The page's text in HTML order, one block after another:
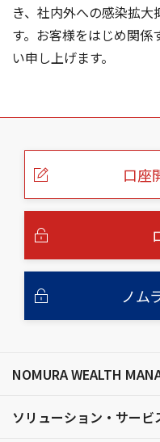
き、社内外への感染拡
す。お客様をはじめ関
い申し上げます。
こ
口座
ノム
NOMURA WEALTH
ソリューション・サービ